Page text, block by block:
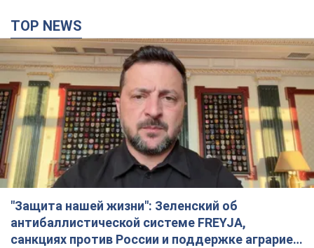
TOP NEWS
"Защита нашей жизни": Зеленский об
антибаллистической системе FREYJA,
санкциях против России и поддержке аграриев.